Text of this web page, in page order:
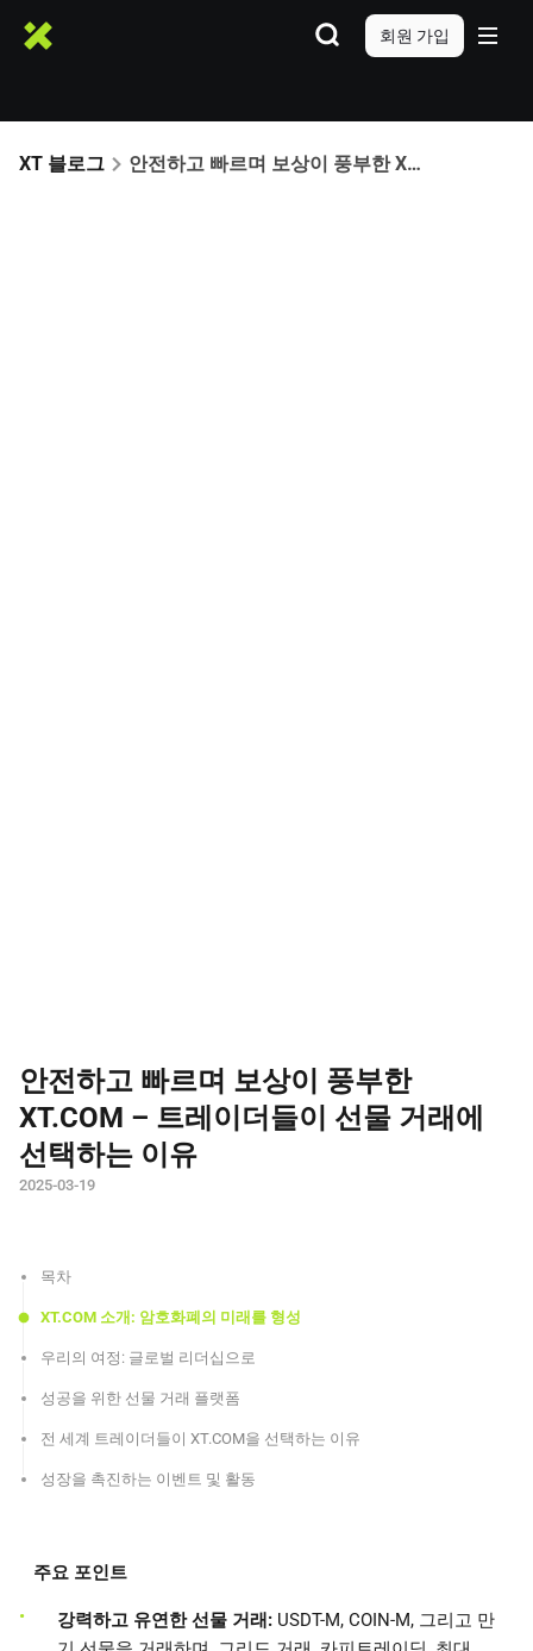
회원 가입
XT 블로그 안전하고 빠르며 보상이 풍부한 XT.COM – 트레이더들이 선물 거래에 선택하는 이유
안전하고 빠르며 보상이 풍부한
XT.COM – 트레이더들이 선물 거래에
선택하는 이유
2025-03-19
목차
XT.COM 소개: 암호화폐의 미래를 형성
우리의 여정: 글로벌 리더십으로
성공을 위한 선물 거래 플랫폼
전 세계 트레이더들이 XT.COM을 선택하는 이유
성장을 촉진하는 이벤트 및 활동
주요 포인트
강력하고 유연한 선물 거래: USDT-M, COIN-M, 그리고 만